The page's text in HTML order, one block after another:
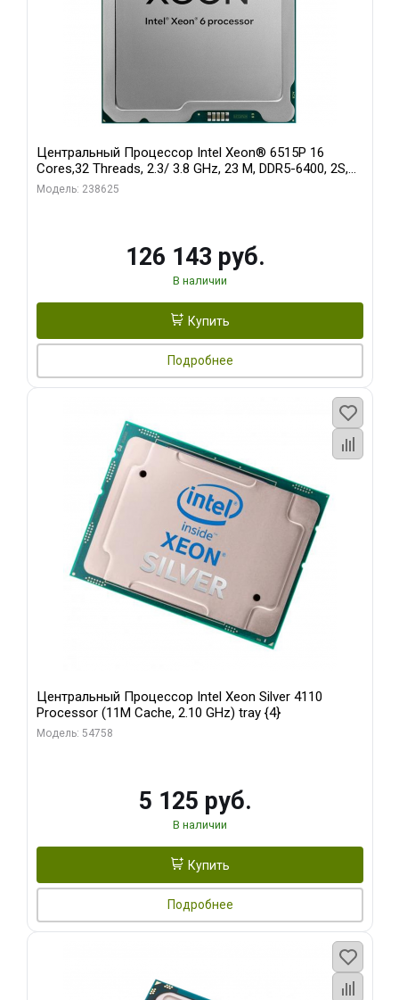
Центральный Процессор Intel Xeon® 6515P 16
Cores,32 Threads, 2.3/ 3.8 GHz, 23 M, DDR5-6400, 2S,
150W OEM
Модель: 238625
126 143 руб.
В наличии
Купить
Подробнее
Центральный Процессор Intel Xeon Silver 4110
Processor (11M Cache, 2.10 GHz) tray {4}
Модель: 54758
5 125 руб.
В наличии
Купить
Подробнее